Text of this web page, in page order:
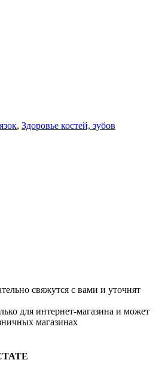
, Здоровье костей, зубов
свяжутся с вами и уточнят
для интернет-магазина и может
магазинах